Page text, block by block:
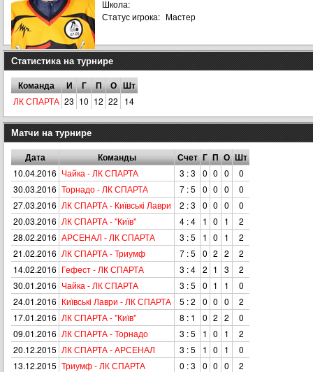
Школа:
Статус игрока: Мастер
Статистика на турнире
Команда И Г П О Шт
ЛК СПАРТА 23 10 12 22 14
Матчи на турнире
Дата Команды Счет Г П О Шт
10.04.2016 Чайка - ЛК СПАРТА 3 : 3 0 0 0
0
30.03.2016 Торнадо - ЛК СПАРТА 7 : 5 0 0 0
0
27.03.2016 ЛК СПАРТА - Київськi Лаври 2 : 3 0 0 0
0
20.03.2016 ЛК СПАРТА - "Київ" 4 : 4 1 0 1
2
28.02.2016 АРСЕНАЛ - ЛК СПАРТА 3 : 5 1 0 1
2
21.02.2016 ЛК СПАРТА - Триумф 7 : 5 0 2 2
2
14.02.2016 Гефест - ЛК СПАРТА 3 : 4 2 1 3
2
30.01.2016 Чайка - ЛК СПАРТА 3 : 5 0 1 1
0
24.01.2016 Київськi Лаври - ЛК СПАРТА 5 : 2 0 0 0
2
17.01.2016 ЛК СПАРТА - "Київ" 8 : 1 0 2 2
0
09.01.2016 ЛК СПАРТА - Торнадо 3 : 5 1 0 1
2
20.12.2015 ЛК СПАРТА - АРСЕНАЛ 3 : 5 1 0 1
0
13.12.2015 Триумф - ЛК СПАРТА 0 : 3 0 0 0
2